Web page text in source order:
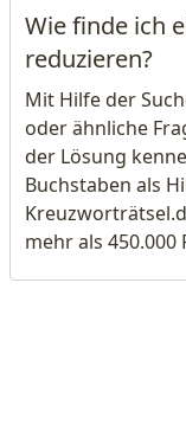
Wie finde ich
reduzieren?
Mit Hilfe der
oder ähnliche
der Lösung
Buchstaben als
mehr als 450.000